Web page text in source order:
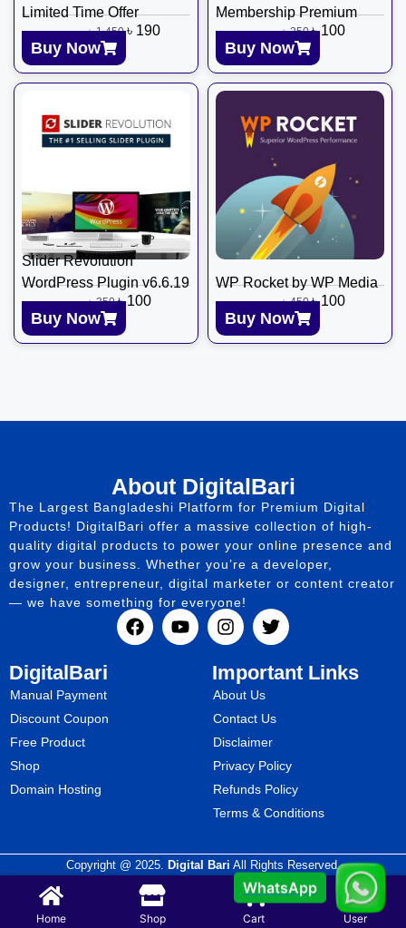
Limited Time Offer
৳1,450 ৳ 190
Buy Now
Membership Premium
৳350 ৳100
Buy Now
Slider Revolution
WordPress Plugin v6.6.19
৳350 ৳100
Buy Now
WP Rocket by WP Media
৳450 ৳100
Buy Now
Home Shop Cart User
About DigitalBari
The Largest Bangladeshi Platform for Premium Digital
Products! DigitalBari offer a massive collection of high-
quality digital products to power your online presence and
grow your business. Whether you’re a developer,
designer, entrepreneur, digital marketer or content creator
— we have something for everyone!
DigitalBari
Manual Payment
Discount Coupon
Free Product
Shop
Domain Hosting
Important Links
About Us
Contact Us
Disclaimer
Privacy Policy
Refunds Policy
Terms & Conditions
Copyright @ 2025. Digital Bari All Rights Reserved.
WhatsApp